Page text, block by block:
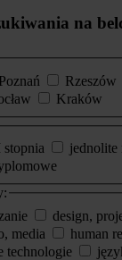
na
Poznań Rzeszów
Kraków
stopnia
jednolite
design,
media
human
technologie